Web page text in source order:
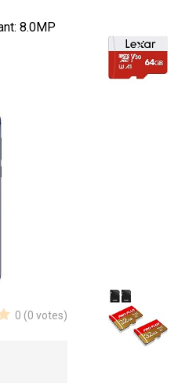
8.0MP
0 (0 votes)